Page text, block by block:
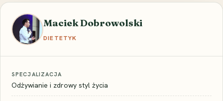
Maciek Dobrowolski
DIETETYK
SPECJALIZACJA
Odżywianie i zdrowy styl życia